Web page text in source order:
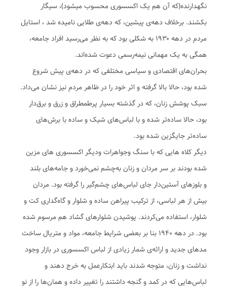
نگهدارنده(که آن هم یک اکسسوری محسوب میشود)، سیگار
بکشند. برخلاف دهه‌ی پیشین، که دهه‌ی طلایی نامیده شد ، استایل
مردم در دهه ۱۹۳۰ به شکلی بود که به نظر می‌رسید افراد جامعه،
همگی به یک مهمانی نیمه‌رسمی دعوت شده‌اند.
بحران‌های اقتصادی و سیاسی مختلفی که در دهه‌ی پیش شروع
شده بود، حالا بالا گرفته و اثر خود را در ظاهر مردم نیز نشان می‌داد.
سبک پوشش زنان، که در گذشته بسیار پرطمطراق و زرق و برق‌دار
بود، حالا ساده‌تر شده و با لباس‌های شیک و ساده با برش‌های
ساده‌تر جایگزین شده بود.
دیگر کلاه هایی که با سنگ وجواهرات ودیگر اکسسوری های مزین
شده بودند بر سر مردان و زنان به‌چشم نمی‌خورد و جامه‌های بلند
و بلوزهای آستین‌دار جای لباس‌های چشم‌گیر را گرفته بود. مردان
بیش از هر لباسی، از ترکیب پیراهن ساده و شلوار و گاه‌گداری کت و
شلوار، استفاده می‌کردند. پوشیدن شلوارهای گشاد هم مرسوم شده
بود. در دهه ۱۹۴۰ بنا بر بعضی شرایط جامعه، مواد و متریال ساخت
مدهای جدید و ارائه‌ی شمار زیادی از لباس اکسسوری در بازار وجود
نداشت و زنان، متوجه شدند باید ابتکارعمل به خرج دهند و
لباس‌هایی که در کمد و گنجه داشتند را تغییر داده و همان‌ها را از نو